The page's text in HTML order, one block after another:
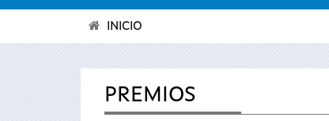
Menú
principal
está
INICIO
PREMIOS